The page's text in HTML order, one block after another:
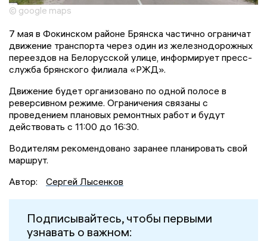
© google maps
7 мая в Фокинском районе Брянска частично ограничат
движение транспорта через один из железнодорожных
переездов на Белорусской улице, информирует пресс-
служба брянского филиала «РЖД».
Движение будет организовано по одной полосе в
реверсивном режиме. Ограничения связаны с
проведением плановых ремонтных работ и будут
действовать с 11:00 до 16:30.
Водителям рекомендовано заранее планировать свой
маршрут.
Автор:
Сергей Лысенков
Подписывайтесь, чтобы первыми
узнавать о важном: